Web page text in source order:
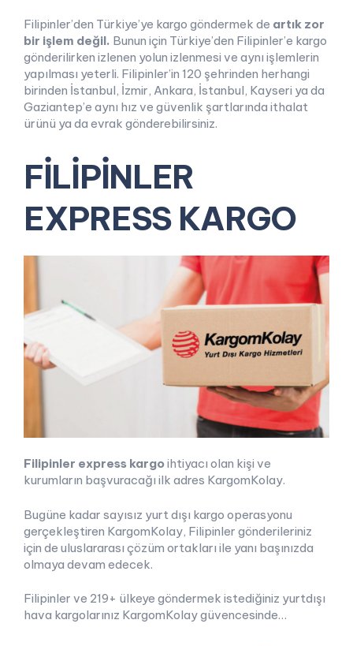
Filipinler’den Türkiye’ye kargo göndermek de artık zor
bir işlem değil. Bunun için Türkiye’den Filipinler’e kargo
gönderilirken izlenen yolun izlenmesi ve aynı işlemlerin
yapılması yeterli. Filipinler’in 120 şehrinden herhangi
birinden İstanbul, İzmir, Ankara, İstanbul, Kayseri ya da
Gaziantep’e aynı hız ve güvenlik şartlarında ithalat
ürünü ya da evrak gönderebilirsiniz.
FİLİPİNLER
EXPRESS KARGO
Filipinler express kargoihtiyacı olan kişi ve
kurumların başvuracağı ilk adres KargomKolay.
Bugüne kadar sayısız yurt dışı kargo operasyonu
gerçekleştiren KargomKolay, Filipinler gönderileriniz
için de uluslararası çözüm ortakları ile yanı başınızda
olmaya devam edecek.
Filipinler ve 219+ ülkeye göndermek istediğiniz yurtdışı
hava kargolarınız KargomKolay güvencesinde…